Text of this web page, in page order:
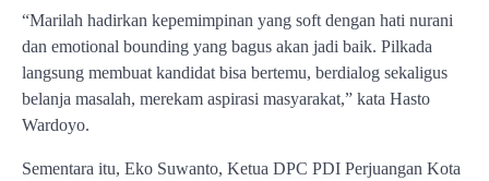
“Marilah hadirkan kepemimpinan yang soft dengan hati nurani
dan emotional bounding yang bagus akan jadi baik. Pilkada
langsung membuat kandidat bisa bertemu, berdialog sekaligus
belanja masalah, merekam aspirasi masyarakat,” kata Hasto
Wardoyo.
Sementara itu, Eko Suwanto, Ketua DPC PDI Perjuangan Kota